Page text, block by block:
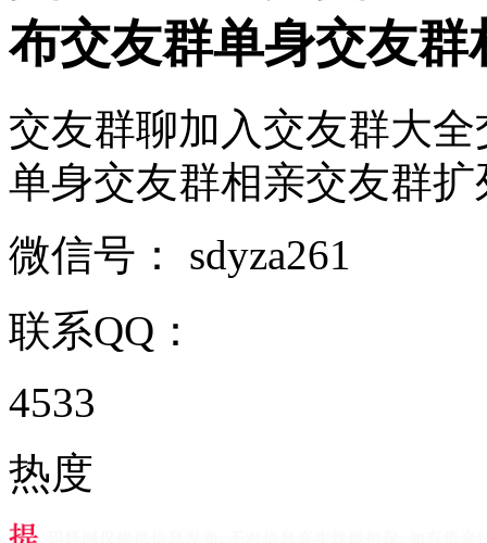
布交友群单身交友
交友群聊加入交友群大
单身交友群相亲交友群扩
微信号： sdyza261
联系QQ：
4533
热度